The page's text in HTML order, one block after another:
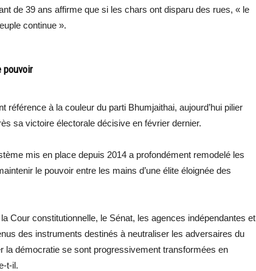
de 39 ans affirme que si les chars ont disparu des rues, « le
continue ».
pouvoir
référence à la couleur du parti Bhumjaithai, aujourd’hui pilier
sa victoire électorale décisive en février dernier.
mis en place depuis 2014 a profondément remodelé les
le pouvoir entre les mains d’une élite éloignée des
Cour constitutionnelle, le Sénat, les agences indépendantes et
des instruments destinés à neutraliser les adversaires du
la démocratie se sont progressivement transformées en
t-il.